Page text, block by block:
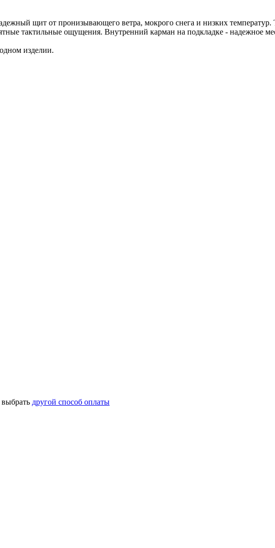
щит от пронизывающего ветра, мокрого снега и низких температур.
тактильные ощущения. Внутренний карман на подкладке - надежное
изделии.
другой способ оплаты